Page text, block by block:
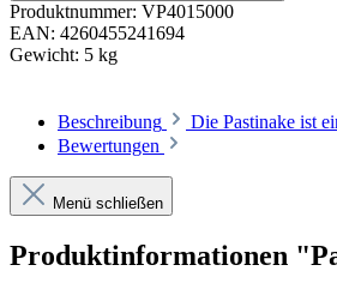
Produktnummer: VP4015000
EAN: 4260455241694
Gewicht: 5 kg
Beschreibung Die Pastinake ist
Bewertungen
Menü schließen
Produktinformationen